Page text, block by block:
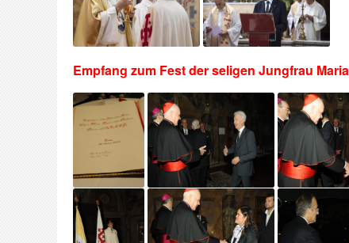
Empfang zum Fest der seligen Jungfrau